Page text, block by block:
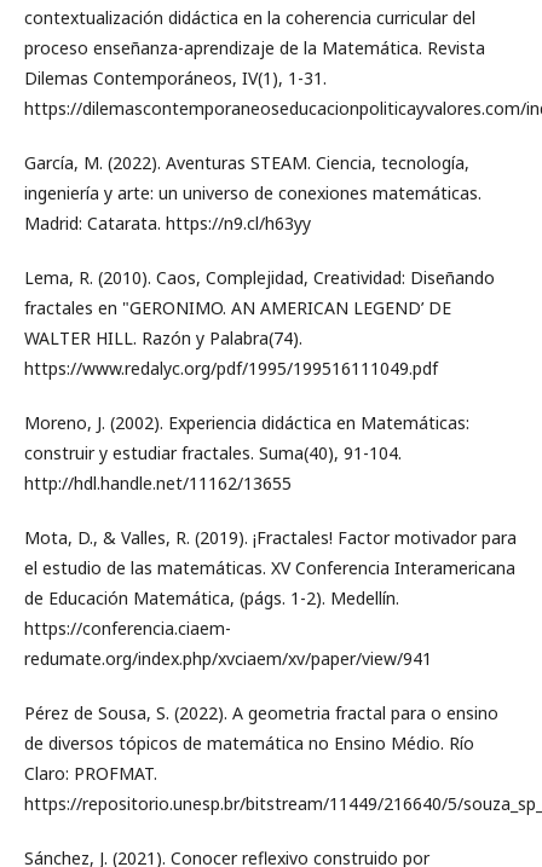
contextualización didáctica en la coherencia curricular del
proceso enseñanza-aprendizaje de la Matemática. Revista
Dilemas Contemporáneos, IV(1), 1-31.
https://dilemascontemporaneoseducacionpoliticayvalores.com/
García, M. (2022). Aventuras STEAM. Ciencia, tecnología,
ingeniería y arte: un universo de conexiones matemáticas.
Madrid: Catarata. https://n9.cl/h63yy
Lema, R. (2010). Caos, Complejidad, Creatividad: Diseñando
fractales en "GERONIMO. AN AMERICAN LEGEND’ DE
WALTER HILL. Razón y Palabra(74).
https://www.redalyc.org/pdf/1995/199516111049.pdf
Moreno, J. (2002). Experiencia didáctica en Matemáticas:
construir y estudiar fractales. Suma(40), 91-104.
http://hdl.handle.net/11162/13655
Mota, D., & Valles, R. (2019). ¡Fractales! Factor motivador para
el estudio de las matemáticas. XV Conferencia Interamericana
de Educación Matemática, (págs. 1-2). Medellín.
https://conferencia.ciaem-
redumate.org/index.php/xvciaem/xv/paper/view/941
Pérez de Sousa, S. (2022). A geometria fractal para o ensino
de diversos tópicos de matemática no Ensino Médio. Río
Claro: PROFMAT.
https://repositorio.unesp.br/bitstream/11449/216640/5/
Sánchez, J. (2021). Conocer reflexivo construido por